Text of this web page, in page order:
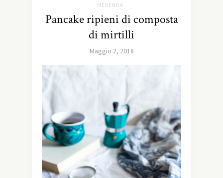
MERENDA
Pancake ripieni di composta
di mirtilli
Maggio 2, 2018